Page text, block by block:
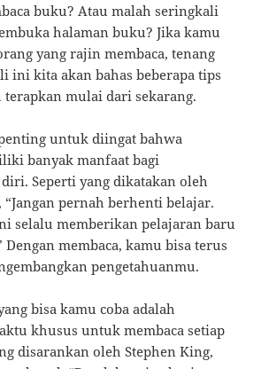
buku? Atau malah seringkali
halaman buku? Jika kamu
yang rajin membaca, tenang
ini kita akan bahas beberapa tips
terapkan mulai dari sekarang.
untuk diingat bahwa
banyak manfaat bagi
Seperti yang dikatakan oleh
pernah berhenti belajar.
selalu memberikan pelajaran baru
Dengan membaca, kamu bisa terus
pengetahuanmu.
bisa kamu coba adalah
khusus untuk membaca setiap
disarankan oleh Stephen King,